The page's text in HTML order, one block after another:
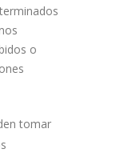
o
tomar